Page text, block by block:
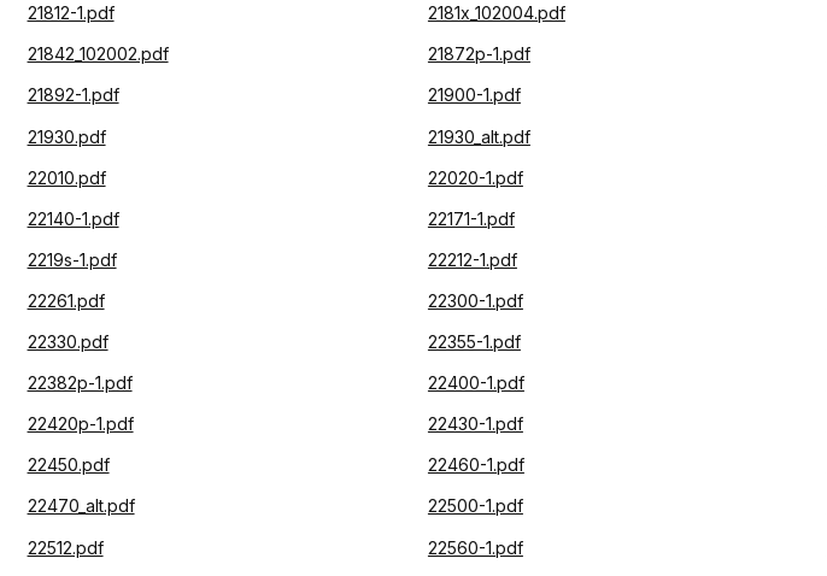
21812-1.pdf 2181x_102004.pdf
21842_102002.pdf 21872p-1.pdf
21892-1.pdf 21900-1.pdf
21930.pdf 21930_alt.pdf
22010.pdf 22020-1.pdf
22140-1.pdf 22171-1.pdf
2219s-1.pdf 22212-1.pdf
22261.pdf 22300-1.pdf
22330.pdf 22355-1.pdf
22382p-1.pdf 22400-1.pdf
22420p-1.pdf 22430-1.pdf
22450.pdf 22460-1.pdf
22470_alt.pdf 22500-1.pdf
22512.pdf 22560-1.pdf